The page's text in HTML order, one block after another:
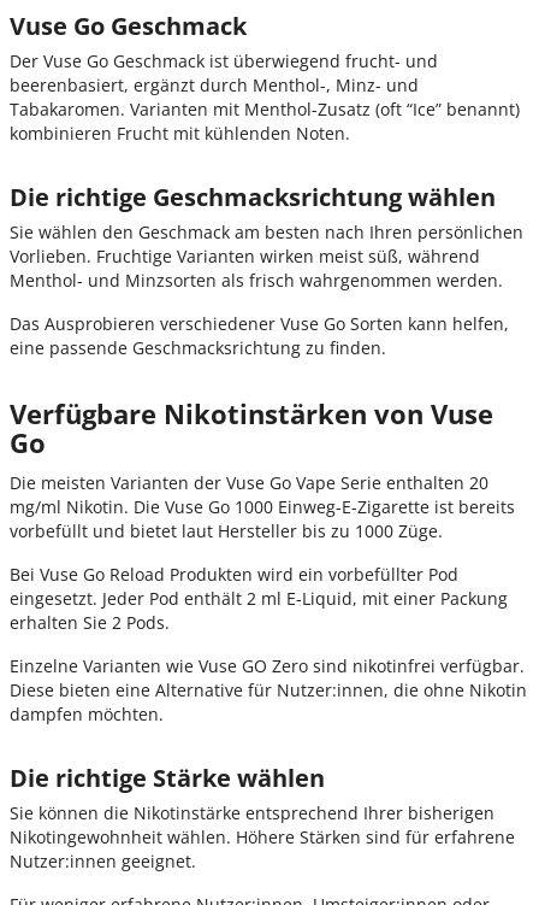
Vuse Go Geschmack
Der Vuse Go Geschmack ist überwiegend frucht- und
beerenbasiert, ergänzt durch Menthol-, Minz- und
Tabakaromen. Varianten mit Menthol-Zusatz (oft “Ice” benannt)
kombinieren Frucht mit kühlenden Noten.
Die richtige Geschmacksrichtung wählen
Sie wählen den Geschmack am besten nach Ihren persönlichen
Vorlieben. Fruchtige Varianten wirken meist süß, während
Menthol- und Minzsorten als frisch wahrgenommen werden.
Das Ausprobieren verschiedener Vuse Go Sorten kann helfen,
eine passende Geschmacksrichtung zu finden.
Verfügbare Nikotinstärken von Vuse
Go
Die meisten Varianten der Vuse Go Vape Serie enthalten 20
mg/ml Nikotin. Die Vuse Go 1000 Einweg-E-Zigarette ist bereits
vorbefüllt und bietet laut Hersteller bis zu 1000 Züge.
Bei Vuse Go Reload Produkten wird ein vorbefüllter Pod
eingesetzt. Jeder Pod enthält 2 ml E-Liquid, mit einer Packung
erhalten Sie 2 Pods.
Einzelne Varianten wie Vuse GO Zero sind nikotinfrei verfügbar.
Diese bieten eine Alternative für Nutzer:innen, die ohne Nikotin
dampfen möchten.
Die richtige Stärke wählen
Sie können die Nikotinstärke entsprechend Ihrer bisherigen
Nikotingewohnheit wählen. Höhere Stärken sind für erfahrene
Nutzer:innen geeignet.